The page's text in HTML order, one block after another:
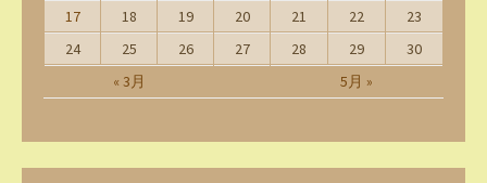
« 3月 5月 »
17
18 19 20 21 22
23
24
25 26 27 28 29 30